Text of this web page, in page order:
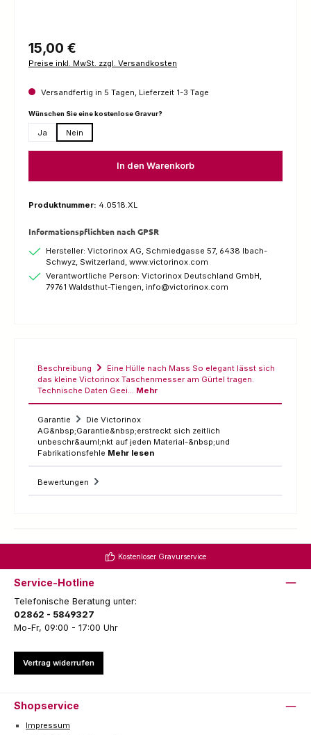
Regulärer Preis:
15,00 €
Preise inkl. MwSt. zzgl. Versandkosten
Versandfertig in 5 Tagen, Lieferzeit 1-3 Tage
Wünschen Sie eine kostenlose Gravur?auswählen
Ja Nein
In den Warenkorb
Produktnummer: 4.0518.XL
Informationspflichten nach GPSR
Hersteller: Victorinox AG, Schmiedgasse 57, 6438 Ibach-
Schwyz, Switzerland, www.victorinox.com
Verantwortliche Person: Victorinox Deutschland GmbH,
79761 Waldsthut-Tiengen, info@victorinox.com
Beschreibung
Eine Hülle nach Mass So elegant lässt sich
das kleine Victorinox Taschenmesser am Gürtel tragen.
Technische Daten Geei… Mehr
Garantie
Die Victorinox
AG&nbsp;Garantie&nbsp;erstreckt sich zeitlich
unbeschr&auml;nkt auf jeden Material-&nbsp;und
Fabrikationsfehle Mehr lesen
Bewertungen
Kostenloser Gravurservice
Service-Hotline
Telefonische Beratung unter:
02862 - 5849327
Mo-Fr, 09:00 - 17:00 Uhr
Vertrag widerrufen
Shopservice
Impressum